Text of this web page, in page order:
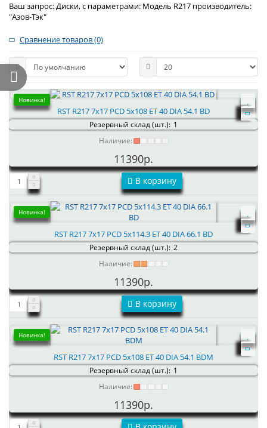
Ваш запрос: Диски, с параметрами: Модель R217 производитель:
"Азов-Тэк"
Сравнение товаров (0)
Новинка!
RST R217 7x17 PCD 5x108 ET 40 DIA 54.1 BD
Резервный склад (шт.): 1
Наличие:
11390р.
В корзину
Новинка!
RST R217 7x17 PCD 5x114.3 ET 40 DIA 66.1 BD
Резервный склад (шт.): 2
Наличие:
11390р.
В корзину
Новинка!
RST R217 7x17 PCD 5x108 ET 40 DIA 54.1 BDM
Резервный склад (шт.): 1
Наличие:
11390р.